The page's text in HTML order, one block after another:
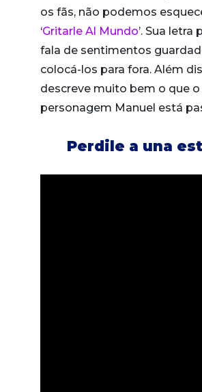
os fãs, não podemos
‘Gritarle Al Mundo’. Sua letra
fala de sentimentos
colocá-los para fora. Além
descreve muito bem o que o
personagem Manuel está
Perdile a una